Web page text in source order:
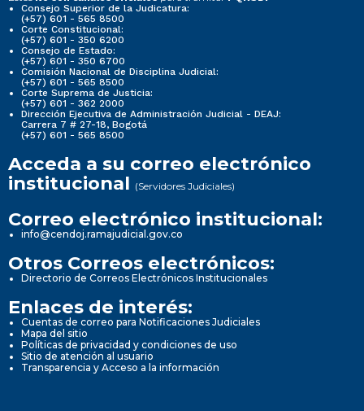
Consejo Superior de la Judicatura:
(+57) 601 - 565 8500
Corte Constitucional:
(+57) 601 - 350 6200
Consejo de Estado:
(+57) 601 - 350 6700
Comisión Nacional de Disciplina Judicial:
(+57) 601 - 565 8500
Corte Suprema de Justicia:
(+57) 601 - 362 2000
Dirección Ejecutiva de Administración Judicial - DEAJ:
Carrera 7 # 27-18, Bogotá
(+57) 601 - 565 8500
Acceda a su correo electrónico
institucional (Servidores Judiciales)
Correo electrónico institucional:
info@cendoj.ramajudicial.gov.co
Otros Correos electrónicos:
Directorio de Correos Electrónicos Institucionales
Enlaces de interés:
Cuentas de correo para Notificaciones Judiciales
Mapa del sitio
Políticas de privacidad y condiciones de uso
Sitio de atención al usuario
Transparencia y Acceso a la información